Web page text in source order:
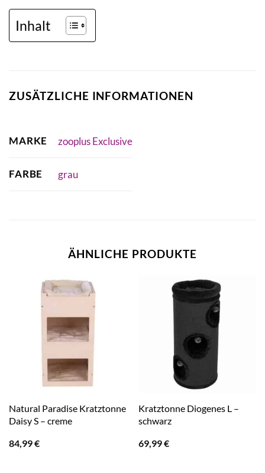
Inhalt
ZUSÄTZLICHE INFORMATIONEN
MARKE zooplus Exclusive
FARBE grau
ÄHNLICHE PRODUKTE
Natural Paradise Kratztonne
Daisy S – creme
84,99€
Kratztonne Diogenes L –
schwarz
69,99€